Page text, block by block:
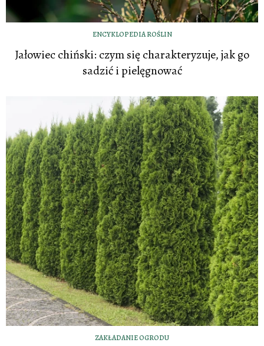
ENCYKLOPEDIA ROŚLIN
Jałowiec chiński: czym się charakteryzuje, jak go
sadzić i pielęgnować
ZAKŁADANIE OGRODU